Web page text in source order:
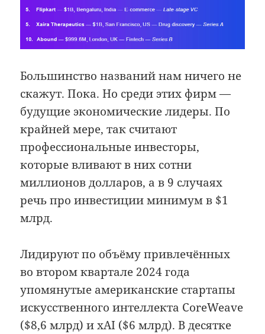
Большинство названий нам ничего не
скажут. Пока. Но среди этих фирм —
будущие экономические лидеры. По
крайней мере, так считают
профессиональные инвесторы,
которые вливают в них сотни
миллионов долларов, а в 9 случаях
речь про инвестиции минимум в $1
млрд.
Лидируют по объёму привлечённых
во втором квартале 2024 года
упомянутые американские стартапы
искусственного интеллекта CoreWeave
($8,6 млрд) и xAI ($6 млрд). В десятке